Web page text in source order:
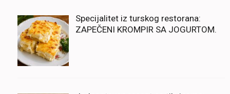
Specijalitet iz turskog restorana:
ZAPEČENI KROMPIR SA JOGURTOM.